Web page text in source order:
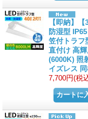
【即納】
防湿型
笠付トラフ
直付け 高
(6000K) 照
イズレス
7,700円(税